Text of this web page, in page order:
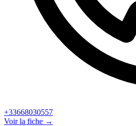
+33668030557
Voir la fiche →